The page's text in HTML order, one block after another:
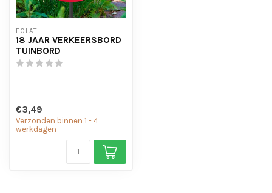
FOLAT
18 JAAR VERKEERSBORD
TUINBORD
€3,49
Verzonden binnen 1 - 4
werkdagen